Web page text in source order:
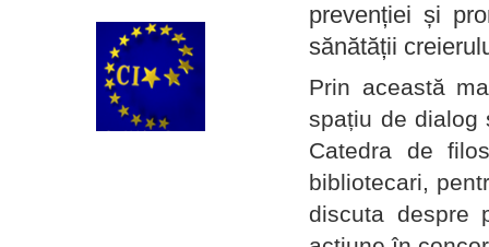
prevenției și
sănătății
Prin această
spațiu de dialog
Catedra de
bibliotecari,
discuta despre